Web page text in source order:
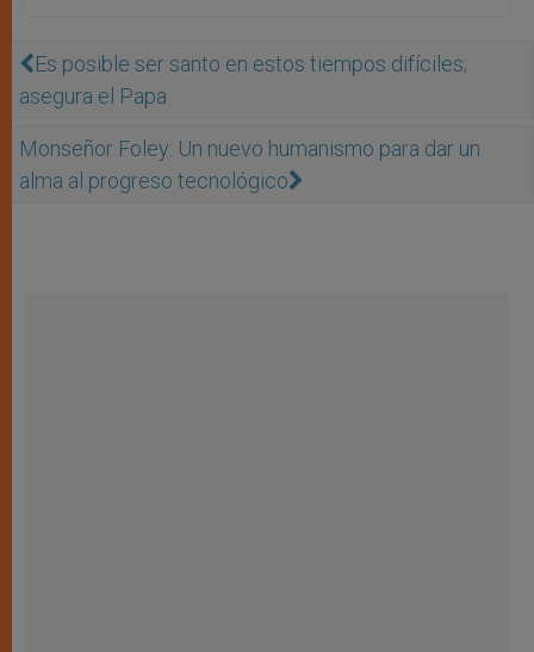
Es posible ser santo en estos tiempos difíciles;
asegura el Papa
Monseñor Foley: Un nuevo humanismo para dar un
alma al progreso tecnológico